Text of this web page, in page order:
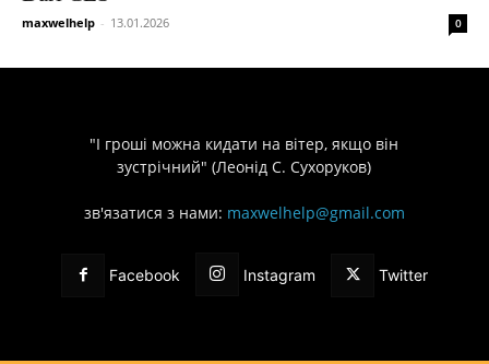
maxwelhelp - 13.01.2026 0
"І гроші можна кидати на вітер, якщо він
зустрічний" (Леонід С. Сухоруков)
зв'язатися з нами: maxwelhelp@gmail.com
Facebook Instagram Twitter